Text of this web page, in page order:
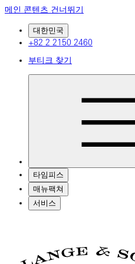
메인 콘텐츠 건너뛰기
대한민국
+82 2 2150 2460
부티크 찾기
타임피스
매뉴팩쳐
서비스